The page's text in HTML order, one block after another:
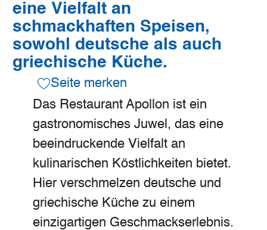
eine Vielfalt an
schmackhaften Speisen,
sowohl deutsche als auch
griechische Küche.
Seite merken
Das Restaurant Apollon ist ein
gastronomisches Juwel, das eine
beeindruckende Vielfalt an
kulinarischen Köstlichkeiten bietet.
Hier verschmelzen deutsche und
griechische Küche zu einem
einzigartigen Geschmackserlebnis.